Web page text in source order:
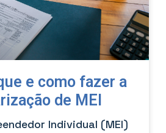
e como fazer a
de MEI
Individual (MEI)